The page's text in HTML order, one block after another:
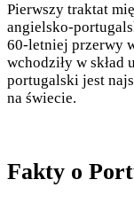
Pierwszy traktat
angielsko-
60-letniej przerwy
wchodziły w
portugalski jest
na świecie.
Fakty o